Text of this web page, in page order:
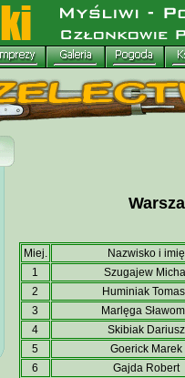
Miej.
Nazwisko i imię
1
Szugajew
2
Huminiak
3
Marlęga
4
Skibiak Dariusz
5
Goerick Marek
6
Gajda Robert